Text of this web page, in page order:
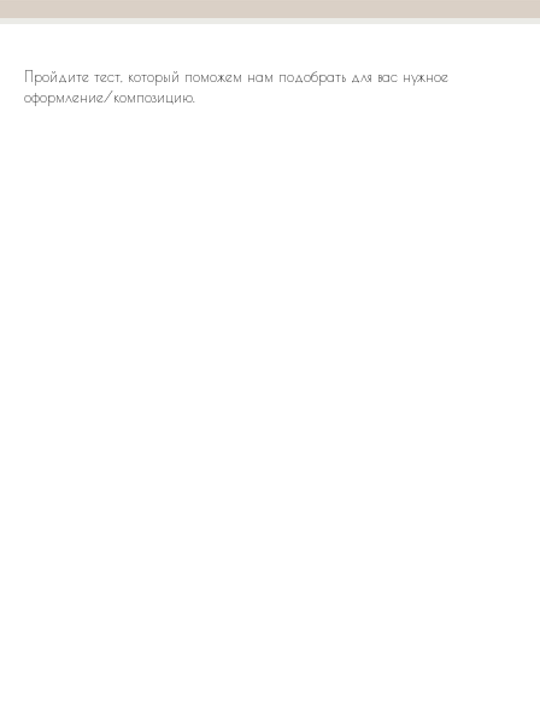
Пройдите тест, который поможем нам подобрать для вас нужное
оформление/композицию.